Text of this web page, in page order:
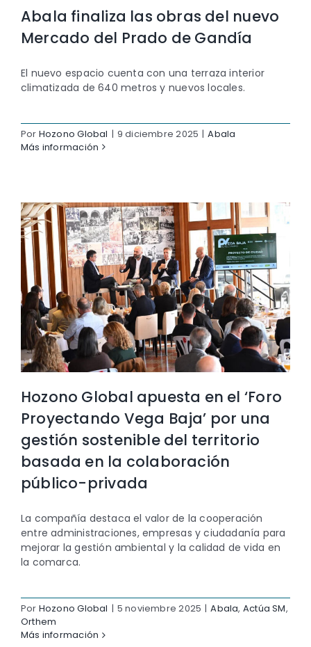
Abala finaliza las obras del nuevo
Mercado del Prado de Gandía
El nuevo espacio cuenta con una terraza interior
climatizada de 640 metros y nuevos locales.
Por Hozono Global | 9 diciembre 2025 | Abala
Más información
Hozono Global apuesta en el ‘Foro
Proyectando Vega Baja’ por una
gestión sostenible del territorio
basada en la colaboración
público-privada
La compañía destaca el valor de la cooperación
entre administraciones, empresas y ciudadanía para
mejorar la gestión ambiental y la calidad de vida en
la comarca.
Por Hozono Global | 5 noviembre 2025 | Abala, Actúa SM,
Orthem
Más información